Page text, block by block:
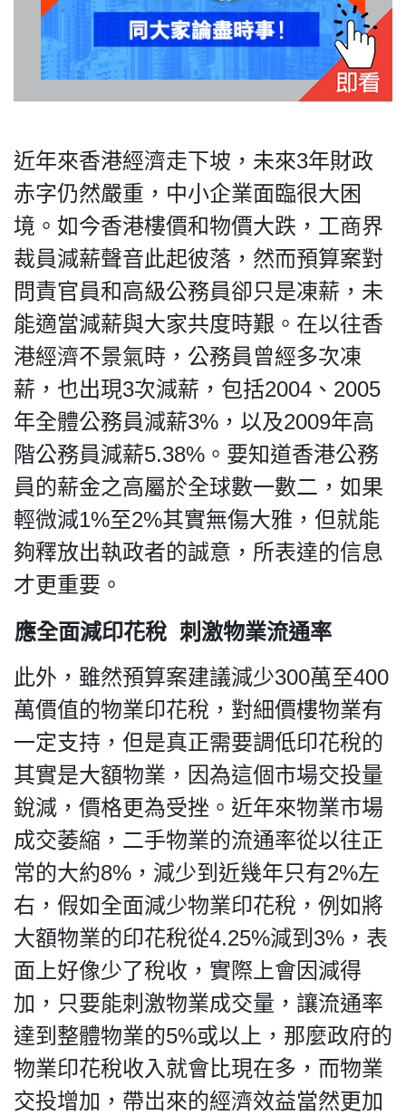
近年來香港經濟走下坡，未來3年財政
赤字仍然嚴重，中小企業面臨很大困
境。如今香港樓價和物價大跌，工商界
裁員減薪聲音此起彼落，然而預算案對
問責官員和高級公務員卻只是凍薪，未
能適當減薪與大家共度時艱。在以往香
港經濟不景氣時，公務員曾經多次凍
薪，也出現3次減薪，包括2004、2005
年全體公務員減薪3%，以及2009年高
階公務員減薪5.38%。要知道香港公務
員的薪金之高屬於全球數一數二，如果
輕微減1%至2%其實無傷大雅，但就能
夠釋放出執政者的誠意，所表達的信息
才更重要。
應全面減印花稅 刺激物業流通率
此外，雖然預算案建議減少300萬至400
萬價值的物業印花稅，對細價樓物業有
一定支持，但是真正需要調低印花稅的
其實是大額物業，因為這個市場交投量
銳減，價格更為受挫。近年來物業市場
成交萎縮，二手物業的流通率從以往正
常的大約8%，減少到近幾年只有2%左
右，假如全面減少物業印花稅，例如將
大額物業的印花稅從4.25%減到3%，表
面上好像少了稅收，實際上會因減得
加，只要能刺激物業成交量，讓流通率
達到整體物業的5%或以上，那麼政府的
物業印花稅收入就會比現在多，而物業
交投增加，帶岀來的經濟效益當然更加